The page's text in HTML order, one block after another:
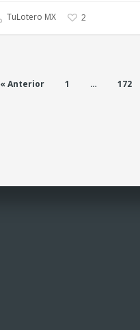
TuLotero MX 2
« Anterior 1 … 172